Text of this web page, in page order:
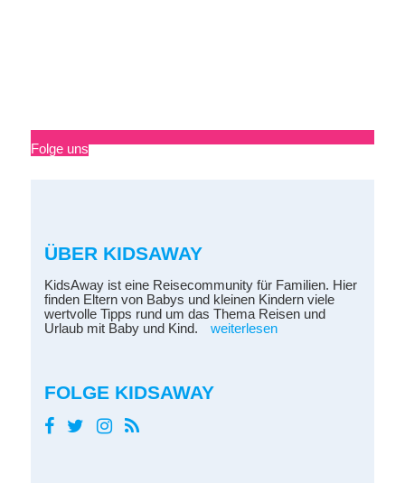
Folge uns
ÜBER KIDSAWAY
KidsAway ist eine Reisecommunity für Familien. Hier
finden Eltern von Babys und kleinen Kindern viele
wertvolle Tipps rund um das Thema Reisen und
Urlaub mit Baby und Kind.
weiterlesen
FOLGE KIDSAWAY